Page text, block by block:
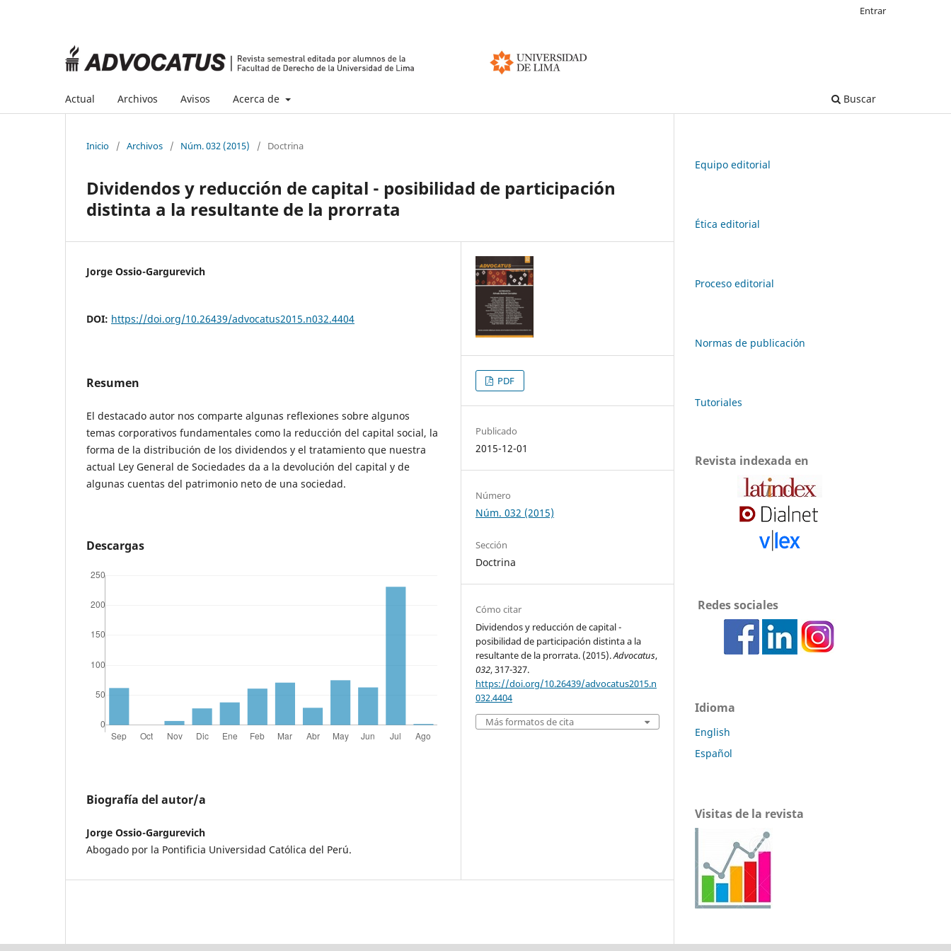
Actual Archivos Avisos Acerca de Buscar
Entrar
Inicio / Archivos / Núm. 032 (2015) / Doctrina
Dividendos y reducción de capital - posibilidad de participación
distinta a la resultante de la prorrata
Jorge Ossio-Gargurevich
DOI: https://doi.org/10.26439/advocatus2015.n032.4404
Resumen
El destacado autor nos comparte algunas reflexiones sobre algunos
temas corporativos fundamentales como la reducción del capital social, la
forma de la distribución de los dividendos y el tratamiento que nuestra
actual Ley General de Sociedades da a la devolución del capital y de
algunas cuentas del patrimonio neto de una sociedad.
Descargas
Biografía del autor/a
Jorge Ossio-Gargurevich
Abogado por la Pontificia Universidad Católica del Perú.
PDF
Publicado
2015-12-01
Número
Núm. 032 (2015)
Sección
Doctrina
Cómo citar
Dividendos y reducción de capital -
posibilidad de participación distinta a la
resultante de la prorrata. (2015).Advocatus,
032, 317-327.
https://doi.org/10.26439/advocatus2015.n
032.4404
Más formatos de cita
Equipo editorial
Ética editorial
Proceso editorial
Normas de publicación
Tutoriales
Revista indexada en
Redes sociales
Idioma
English
Español
Visitas de la revista